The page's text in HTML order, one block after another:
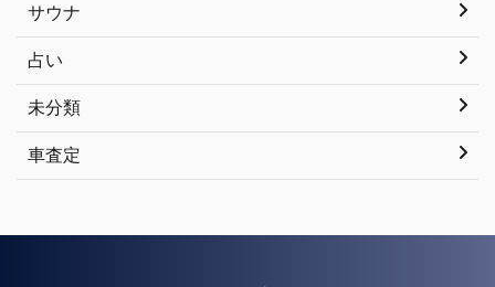
サウナ
占い
未分類
車査定